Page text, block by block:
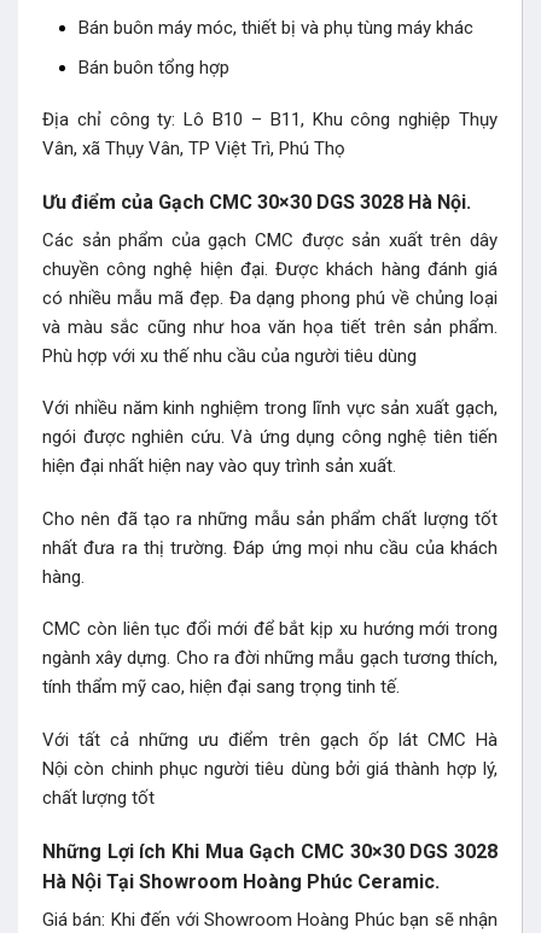
Bán buôn máy móc, thiết bị và phụ tùng máy khác
Bán buôn tổng hợp
Địa chỉ công ty: Lô B10 – B11, Khu công nghiệp Thụy
Vân, xã Thụy Vân, TP Việt Trì, Phú Thọ
Ưu điểm của Gạch CMC 30×30 DGS 3028 Hà Nội.
Các sản phẩm của gạch CMC được sản xuất trên dây
chuyền công nghệ hiện đại. Được khách hàng đánh giá
có nhiều mẫu mã đẹp. Đa dạng phong phú về chủng loại
và màu sắc cũng như hoa văn họa tiết trên sản phẩm.
Phù hợp với xu thế nhu cầu của người tiêu dùng
Với nhiều năm kinh nghiệm trong lĩnh vực sản xuất gạch,
ngói được nghiên cứu. Và ứng dụng công nghệ tiên tiến
hiện đại nhất hiện nay vào quy trình sản xuất.
Cho nên đã tạo ra những mẫu sản phẩm chất lượng tốt
nhất đưa ra thị trường. Đáp ứng mọi nhu cầu của khách
hàng.
CMC còn liên tục đổi mới để bắt kịp xu hướng mới trong
ngành xây dựng. Cho ra đời những mẫu gạch tương thích,
tính thẩm mỹ cao, hiện đại sang trọng tinh tế.
Với tất cả những ưu điểm trên gạch ốp lát CMC Hà
Nội còn chinh phục người tiêu dùng bởi giá thành hợp lý,
chất lượng tốt
Những Lợi ích Khi Mua Gạch CMC 30×30 DGS 3028
Hà Nội Tại Showroom Hoàng Phúc Ceramic.
Giá bán: Khi đến với Showroom Hoàng Phúc bạn sẽ nhận